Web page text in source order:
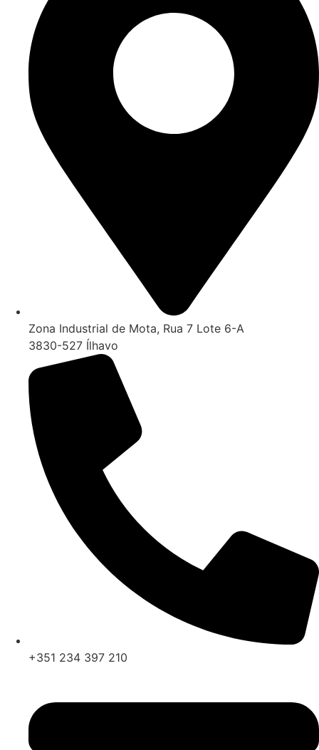
Zona Industrial de Mota, Rua 7 Lote 6-A
3830-527 Ílhavo
+351 234 397 210